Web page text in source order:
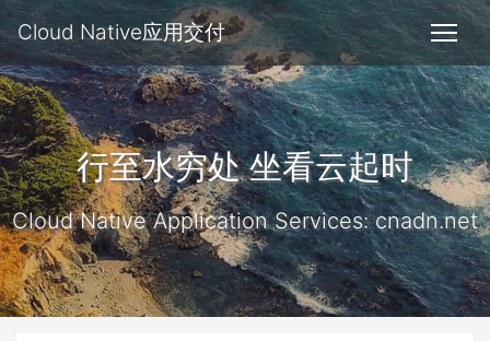
Cloud Native应用交付
行至水穷处 坐看云起时
Cloud Native Application Services: cnadn.net